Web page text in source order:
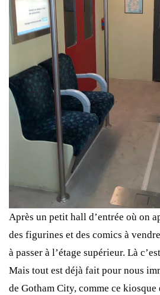
Après un petit hall d’entrée où on
des figurines et des comics à
à passer à l’étage supérieur. Là
Mais tout est déjà fait pour nous
de Gotham City, comme ce